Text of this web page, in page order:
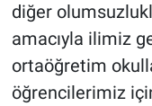
diğer
amacıyla ilimiz
ortaöğretim
öğrencilerimiz